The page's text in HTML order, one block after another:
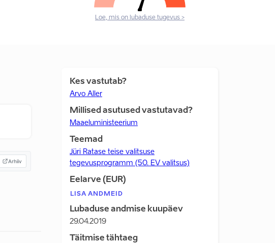
Loe, mis on lubaduse tugevus >
Arhiiv
Kes vastutab?
Arvo Aller
Millised asutused vastutavad?
Maaeluministeerium
Teemad
Jüri Ratase teise valitsuse
tegevusprogramm (50. EV valitsus)
Eelarve (EUR)
LISA ANDMEID
Lubaduse andmise kuupäev
29.04.2019
Täitmise tähtaeg